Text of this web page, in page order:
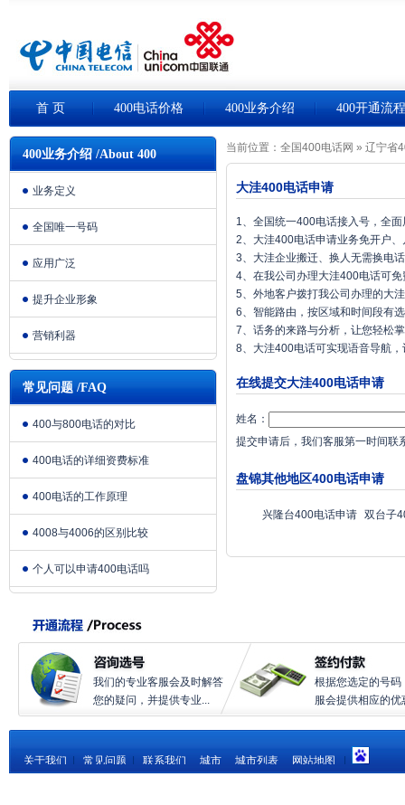
首 页 400电话价格 400业务介绍 400开通流程
400业务介绍 /About 400
业务定义
全国唯一号码
应用广泛
提升企业形象
营销利器
常见问题 /FAQ
400与800电话的对比
400电话的详细资费标准
400电话的工作原理
4008与4006的区别比较
个人可以申请400电话吗
当前位置： 全国400电话网 » 辽宁省
大洼400电话申请
1、全国统一400电话接入号，全
2、大洼400电话申请业务免开户
3、大洼企业搬迁、换人无需换电
4、在我公司办理大洼400电话可
5、外地客户拨打我公司办理的大
6、智能路由，按区域和时间段有
7、话务的来路与分析，让您轻松
8、大洼400电话可实现语音导航
在线提交大洼400电话申请
姓名：
提交申请后，我们客服第一时间联
盘锦其他地区400电话申请
兴隆台400电话申请 双台子
我们的专业客服会及时解答
您的疑问，并提供专业...
根据您选定的号码
服会提供相应的优
关于我们 常见问题 联系我们 城市 城市列表 网站地图